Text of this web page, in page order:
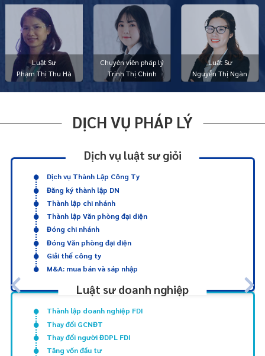
Luật Sư
Phạm Thị Thu Hà
Chuyên viên pháp lý
Trịnh Thị Chình
Luật Sư
Nguyễn Thị Ngàn
DỊCH VỤ PHÁP LÝ
Dịch vụ luật sư giỏi
Dịch vụ Thành Lập Công Ty
Đăng ký thành lập DN
Thành lập chi nhánh
Thành lập Văn phòng đại diện
Đóng chi nhánh
Đóng Văn phòng đại diện
Giải thể công ty
M&A: mua bán và sáp nhập
Luật sư doanh nghiệp
Thành lập doanh nghiệp FDI
Thay đổi GCNĐT
Thay đổi người ĐDPL FDI
Tăng vốn đầu tư